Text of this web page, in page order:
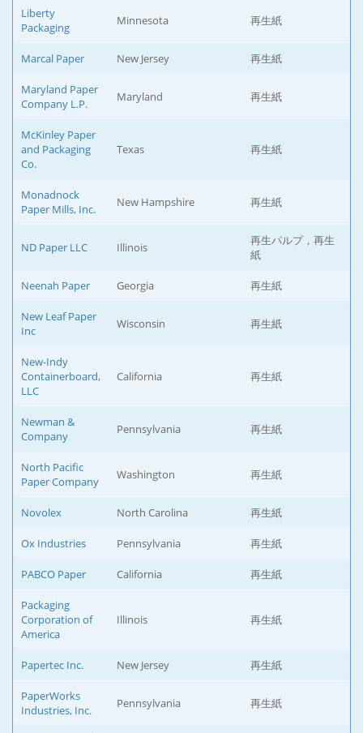
Liberty
Packaging
Minnesota 再生紙
Marcal Paper New Jersey 再生紙
Maryland Paper
Company L.P.
Maryland 再生紙
McKinley Paper
and Packaging
Co.
Texas 再生紙
Monadnock
Paper Mills, Inc.
New Hampshire 再生紙
ND Paper LLC Illinois
再生パルプ，再生
紙
Neenah Paper Georgia 再生紙
New Leaf Paper
Inc
Wisconsin 再生紙
New-Indy
Containerboard,
LLC
California 再生紙
Newman &
Company
Pennsylvania 再生紙
North Pacific
Paper Company
Washington 再生紙
Novolex North Carolina 再生紙
Ox Industries Pennsylvania 再生紙
PABCO Paper California 再生紙
Packaging
Corporation of
America
Illinois 再生紙
Papertec Inc. New Jersey 再生紙
PaperWorks
Industries, Inc.
Pennsylvania 再生紙